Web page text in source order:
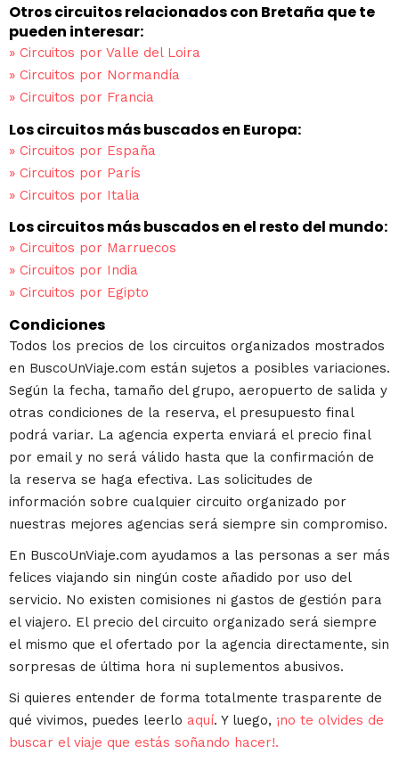
Otros circuitos relacionados con Bretaña que te
pueden interesar:
» Circuitos por Valle del Loira
» Circuitos por Normandía
» Circuitos por Francia
Los circuitos más buscados en Europa:
» Circuitos por España
» Circuitos por París
» Circuitos por Italia
Los circuitos más buscados en el resto del mundo:
» Circuitos por Marruecos
» Circuitos por India
» Circuitos por Egipto
Condiciones
Todos los precios de los circuitos organizados mostrados
en BuscoUnViaje.com están sujetos a posibles variaciones.
Según la fecha, tamaño del grupo, aeropuerto de salida y
otras condiciones de la reserva, el presupuesto final
podrá variar. La agencia experta enviará el precio final
por email y no será válido hasta que la confirmación de
la reserva se haga efectiva. Las solicitudes de
información sobre cualquier circuito organizado por
nuestras mejores agencias será siempre sin compromiso.
En BuscoUnViaje.com ayudamos a las personas a ser más
felices viajando sin ningún coste añadido por uso del
servicio. No existen comisiones ni gastos de gestión para
el viajero. El precio del circuito organizado será siempre
el mismo que el ofertado por la agencia directamente, sin
sorpresas de última hora ni suplementos abusivos.
Si quieres entender de forma totalmente trasparente de
qué vivimos, puedes leerlo aquí. Y luego, ¡no te olvides de
buscar el viaje que estás soñando hacer!.